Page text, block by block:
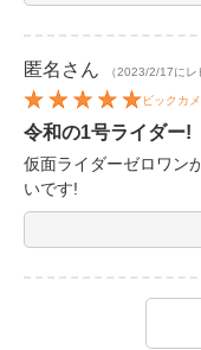
匿名 さん （2023/2/17にレ
ビックカ
令和の1号ライダー!
仮面ライダーゼロワン
いです!